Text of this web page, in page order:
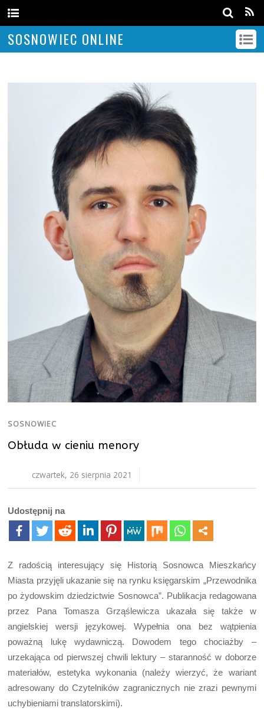
SOSNOWIEC ONLINE
SOSNOWIEC
Obłuda w cieniu menory
czwartek, 26 sierpnia 2021
Udostępnij na
Z radością interesujący się Historią Sosnowca Mieszkańcy
Miasta przyjęli ukazanie się na rynku księgarskim „Przewodnika
po żydowskim dziedzictwie Sosnowca”. Publikacja redagowana
przez Pana Tomasza Grząślewicza ukazała się także w
angielskiej wersji językowej. Wypełnia ona bez wątpienia
poważną lukę wydawniczą. Dowodem tego chociażby –
urzekająca od pierwszej chwili lektury – staranność w doborze
materiałów, estetyka wykonania (należy wierzyć, że wariant
adresowany do Czytelników zagranicznych nie zrazi pewnymi
uchybieniami translatorskimi).